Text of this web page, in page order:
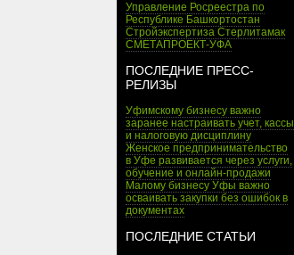
Управление Росреестра по
Республике Башкортостан
Стройэкспертиза Стерлитамак
СМЕТАПРОЕКТ-УФА
ПОСЛЕДНИЕ ПРЕСС-
РЕЛИЗЫ
Уфимскому бизнесу важно
заранее настраивать учет, кассы
и налоговую дисциплину
Женское предпринимательство
в Уфе развивается через услуги,
обучение и онлайн-продажи
Малому бизнесу Уфы важно
осваивать закупки без ошибок в
документах
ПОСЛЕДНИЕ СТАТЬИ